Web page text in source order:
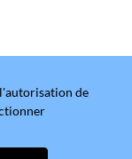
Long, Coton de
depuis 2006
de